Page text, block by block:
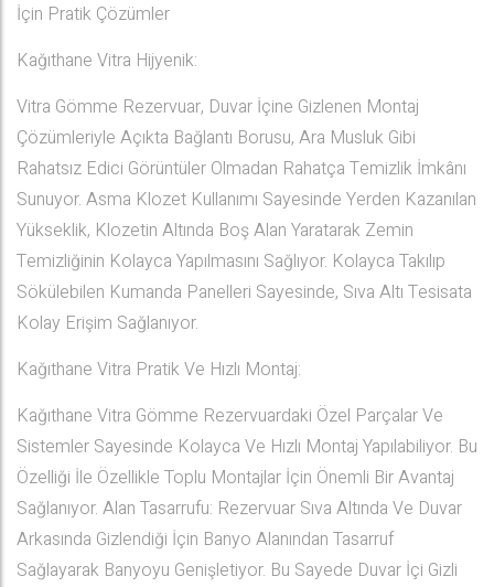
İçin Pratik Çözümler
Kağıthane Vitra Hijyenik:
Vitra Gömme Rezervuar, Duvar İçine Gizlenen Montaj
Çözümleriyle Açıkta Bağlantı Borusu, Ara Musluk Gibi
Rahatsız Edici Görüntüler Olmadan Rahatça Temizlik İmkânı
Sunuyor. Asma Klozet Kullanımı Sayesinde Yerden Kazanılan
Yükseklik, Klozetin Altında Boş Alan Yaratarak Zemin
Temizliğinin Kolayca Yapılmasını Sağlıyor. Kolayca Takılıp
Sökülebilen Kumanda Panelleri Sayesinde, Sıva Altı Tesisata
Kolay Erişim Sağlanıyor.
Kağıthane Vitra Pratik Ve Hızlı Montaj:
Kağıthane Vitra Gömme Rezervuardaki Özel Parçalar Ve
Sistemler Sayesinde Kolayca Ve Hızlı Montaj Yapılabiliyor. Bu
Özelliği İle Özellikle Toplu Montajlar İçin Önemli Bir Avantaj
Sağlanıyor. Alan Tasarrufu: Rezervuar Sıva Altında Ve Duvar
Arkasında Gizlendiği İçin Banyo Alanından Tasarruf
Sağlayarak Banyoyu Genişletiyor. Bu Sayede Duvar İçi Gizli